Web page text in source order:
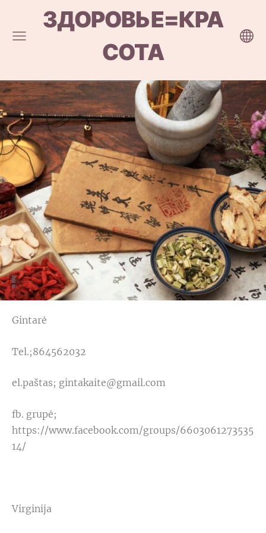
ЗДОРОВЬЕ=КРА
СОТА
Gintarė
Tel.;864562032
el.paštas; gintakaite@gmail.com
fb. grupė;
https://www.facebook.com/groups/6603061273535
14/
Virginija